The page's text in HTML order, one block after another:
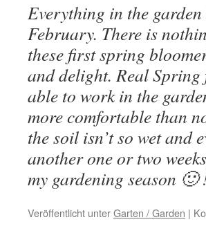
Everything in the
February. There is
these first spring
and delight. Real Spring
able to work in the
more comfortable than
the soil isn’t so wet and
another one or two
my gardening season 🙂
Veröffentlicht unterGarten / Garden |